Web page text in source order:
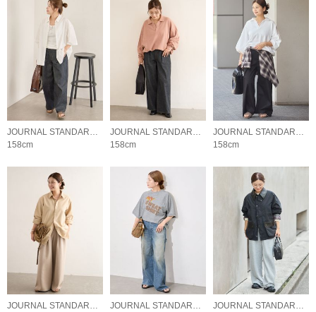
JOURNAL STANDARD LADYS
158cm
JOURNAL STANDARD LADYS
158cm
JOURNAL STANDARD LADYS
158cm
JOURNAL STANDARD LADYS
JOURNAL STANDARD LADYS
JOURNAL STANDARD LADYS